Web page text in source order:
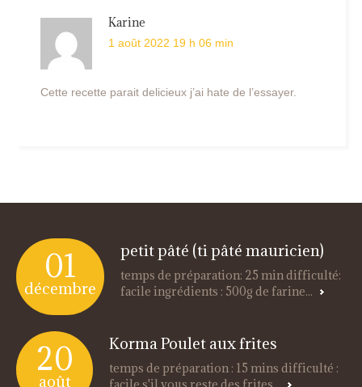
Karine
1 août 2022 19 h 06 min
Cette recette parait delicieux j’ai hate de l’essayer.
01
décembre
petit pâté (ti pâté mauricien)
temps de préparation: 25 min difficulté:
facile ingrédients : 500g de farine...
20
août
Korma Poulet aux frites
temps de préparation : 15 mins difficulté :